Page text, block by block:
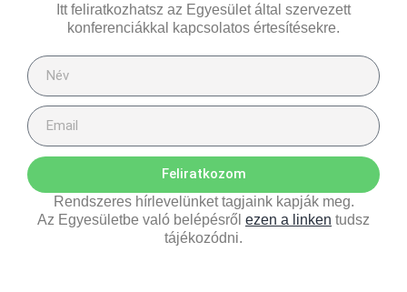
Itt feliratkozhatsz az Egyesület által szervezett
konferenciákkal kapcsolatos értesítésekre.
Feliratkozom
Rendszeres hírlevelünket tagjaink kapják meg.
Az Egyesületbe való belépésről ezen a linken tudsz
tájékozódni.